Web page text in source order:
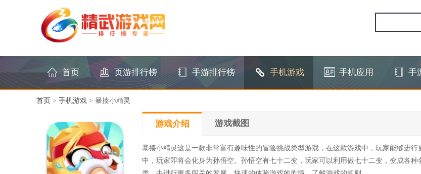
首页 页游排行榜 手游排行榜 手机游戏 手机应用 手
首页 > 手机游戏 > 暴揍小精灵
游戏介绍 游戏截图
暴揍小精灵这是一款非常富有趣味性的冒险挑战类型游戏，在这款游戏中，玩家能够进
中，玩家即将会化身为孙悟空。孙悟空有七十二变，玩家可以利用做七十二变，变成各种